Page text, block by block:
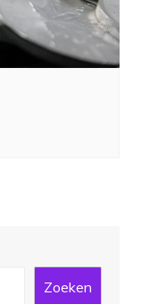
Zoeken